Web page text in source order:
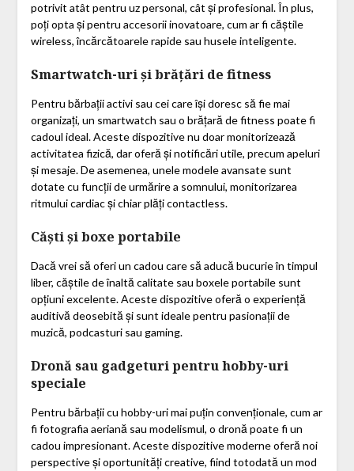
potrivit atât pentru uz personal, cât și profesional. În plus,
poți opta și pentru accesorii inovatoare, cum ar fi căștile
wireless, încărcătoarele rapide sau husele inteligente.
Smartwatch-uri și brățări de fitness
Pentru bărbații activi sau cei care își doresc să fie mai
organizați, un smartwatch sau o brățară de fitness poate fi
cadoul ideal. Aceste dispozitive nu doar monitorizează
activitatea fizică, dar oferă și notificări utile, precum apeluri
și mesaje. De asemenea, unele modele avansate sunt
dotate cu funcții de urmărire a somnului, monitorizarea
ritmului cardiac și chiar plăți contactless.
Căști și boxe portabile
Dacă vrei să oferi un cadou care să aducă bucurie în timpul
liber, căștile de înaltă calitate sau boxele portabile sunt
opțiuni excelente. Aceste dispozitive oferă o experiență
auditivă deosebită și sunt ideale pentru pasionații de
muzică, podcasturi sau gaming.
Dronă sau gadgeturi pentru hobby-uri
speciale
Pentru bărbații cu hobby-uri mai puțin convenționale, cum ar
fi fotografia aeriană sau modelismul, o dronă poate fi un
cadou impresionant. Aceste dispozitive moderne oferă noi
perspective și oportunități creative, fiind totodată un mod